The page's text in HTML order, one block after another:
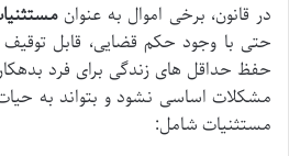
در قانون، برخی اموال به عنوان
حتی با وجود حکم قضایی، قابل
حفظ حداقل های زندگی برای فرد
مشکلات اساسی نشود و بتواند به
مستثنیات شامل: